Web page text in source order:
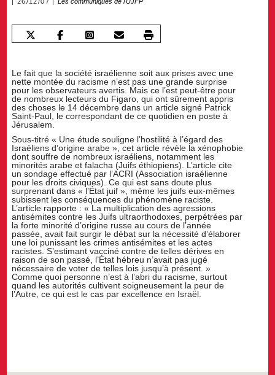
26/12/07 Les communiqués de l'UJFP
Le fait que la société israélienne soit aux prises avec une
nette montée du racisme n’est pas une grande surprise
pour les observateurs avertis. Mais ce l’est peut-être pour
de nombreux lecteurs du Figaro, qui ont sûrement appris
des choses le 14 décembre dans un article signé Patrick
Saint-Paul, le correspondant de ce quotidien en poste à
Jérusalem.
Sous-titré « Une étude souligne l’hostilité à l’égard des
Israéliens d’origine arabe », cet article révèle la xénophobie
dont souffre de nombreux israéliens, notamment les
minorités arabe et falacha (Juifs éthiopiens). L’article cite
un sondage effectué par l’ACRI (Association israélienne
pour les droits civiques). Ce qui est sans doute plus
surprenant dans « l’État juif », même les juifs eux-mêmes
subissent les conséquences du phénomène raciste.
L’article rapporte : « La multiplication des agressions
antisémites contre les Juifs ultraorthodoxes, perpétrées par
la forte minorité d’origine russe au cours de l’année
passée, avait fait surgir le débat sur la nécessité d’élaborer
une loi punissant les crimes antisémites et les actes
racistes. S’estimant vacciné contre de telles dérives en
raison de son passé, l’État hébreu n’avait pas jugé
nécessaire de voter de telles lois jusqu’à présent. »
Comme quoi personne n’est à l’abri du racisme, surtout
quand les autorités cultivent soigneusement la peur de
l’Autre, ce qui est le cas par excellence en Israël.